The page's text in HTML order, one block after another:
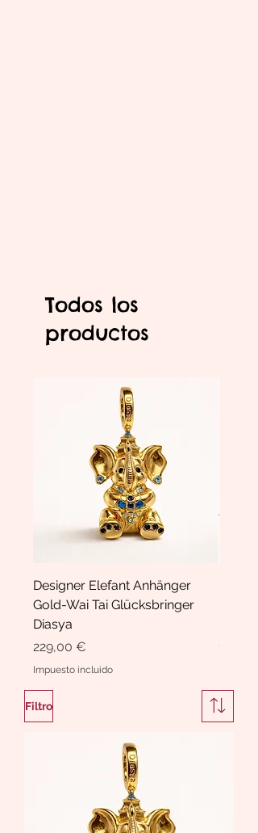
Todos los
productos
Designer Elefant Anhänger
Gold-Wai Tai Glücksbringer
Diasya
Precio
229,00 €
Impuesto incluido
Precio
189,00
Filtro